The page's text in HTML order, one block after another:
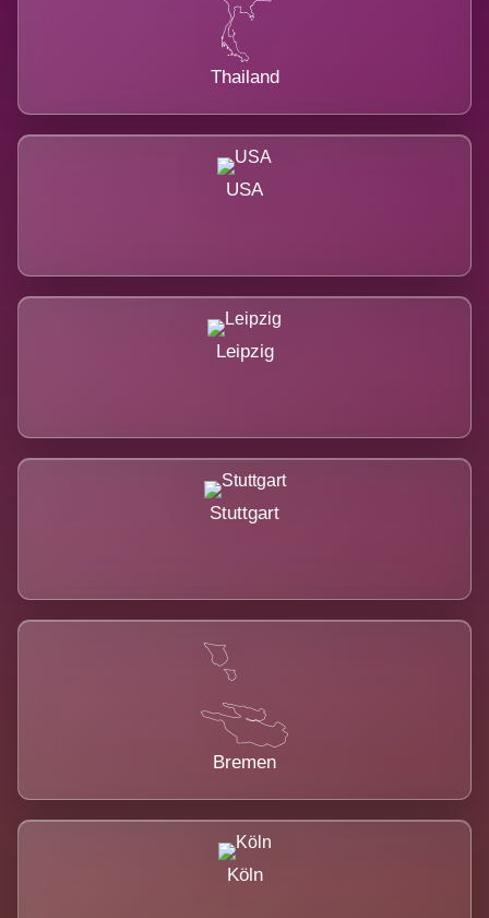
Thailand
USA
Leipzig
Stuttgart
Bremen
Köln